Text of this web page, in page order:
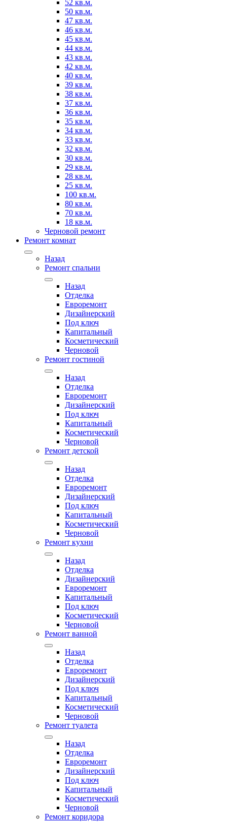
52 кв.м.
50 кв.м.
47 кв.м.
46 кв.м.
45 кв.м.
44 кв.м.
43 кв.м.
42 кв.м.
40 кв.м.
39 кв.м.
38 кв.м.
37 кв.м.
36 кв.м.
35 кв.м.
34 кв.м.
33 кв.м.
32 кв.м.
30 кв.м.
29 кв.м.
28 кв.м.
25 кв.м.
100 кв.м.
80 кв.м.
70 кв.м.
18 кв.м.
Черновой ремонт
Ремонт комнат
Назад
Ремонт спальни
Назад
Отделка
Евроремонт
Дизайнерский
Под ключ
Капитальный
Косметический
Черновой
Ремонт гостиной
Назад
Отделка
Евроремонт
Дизайнерский
Под ключ
Капитальный
Косметический
Черновой
Ремонт детской
Назад
Отделка
Евроремонт
Дизайнерский
Под ключ
Капитальный
Косметический
Черновой
Ремонт кухни
Назад
Отделка
Дизайнерский
Евроремонт
Капитальный
Под ключ
Косметический
Черновой
Ремонт ванной
Назад
Отделка
Евроремонт
Дизайнерский
Под ключ
Капитальный
Косметический
Черновой
Ремонт туалета
Назад
Отделка
Евроремонт
Дизайнерский
Под ключ
Капитальный
Косметический
Черновой
Ремонт коридора